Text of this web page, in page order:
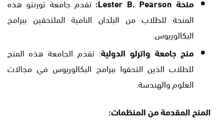
المنحة للطلاب من البلدان النامية الملتحقين ببرامج
البكالوريوس.
منح جامعة واترلو الدولية: تقدم الجامعة هذه المنح
للطلاب الذين التحقوا ببرامج البكالوريوس في مجالات
العلوم والهندسة.
المنح المقدمة من المنظمات: